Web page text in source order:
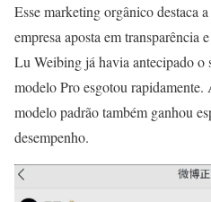
Esse marketing orgânico destaca
empresa aposta em transparência
Lu Weibing já havia antecipado o
modelo Pro esgotou
modelo padrão também ganhou
desempenho.